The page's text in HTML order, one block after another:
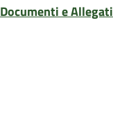
Documenti e Allegati